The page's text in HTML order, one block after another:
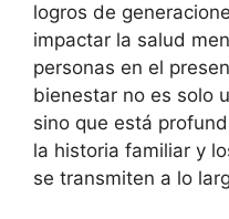
logros de
impactar la salud
personas en el
bienestar no es solo
sino que está
la historia familiar y
se transmiten a lo